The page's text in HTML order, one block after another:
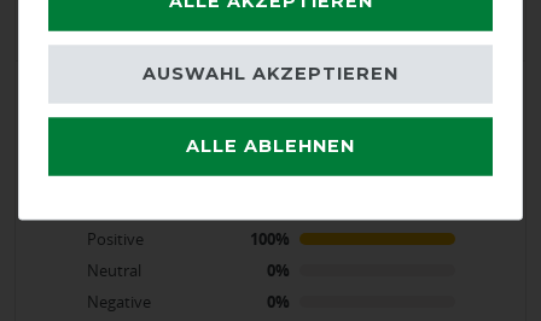
5/5
product experience
Positive
100%
Neutral
0%
Negative
0%
ALLE ABLEHNEN
AUSWAHL AKZEPTIEREN